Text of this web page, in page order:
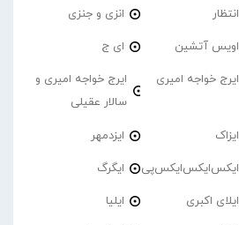
انتظار انزی و جنزی
اویس آتشین ای ج
ایرج خواجه امیری
ایرج خواجه امیری و
سالار عقیلی
ایزاک ایزدمهر
ایکس‌ایکس‌ایکس‌پی ایگرگ
ایلای اکبری ایلیا